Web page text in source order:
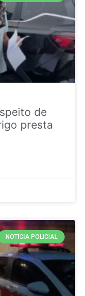
de
presta
NOTICIA POLICIAL